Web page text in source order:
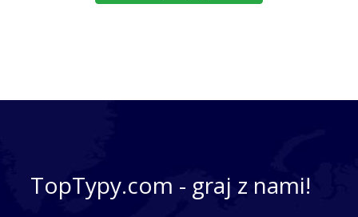
TopTypy.com - graj z nami!